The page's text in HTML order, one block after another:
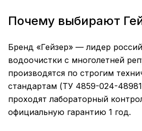
Почему выбирают
Бренд «Гейзер» — лидер
водоочистки с многолетней
производятся по строгим
стандартам (ТУ 4859-024-
проходят лабораторный
официальную гарантию 1 год.